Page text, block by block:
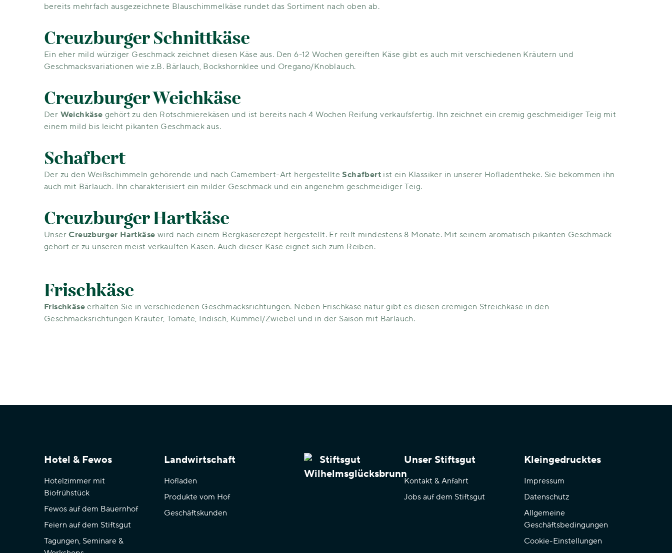
bereits mehrfach ausgezeichnete Blauschimmelkäse rundet das Sortiment nach oben ab.
Creuzburger Schnittkäse
Ein eher mild würziger Geschmack zeichnet diesen Käse aus. Den 6-12 Wochen gereiften Käse gibt es auch mit verschiedenen Kräutern und
Geschmacksvariationen wie z.B. Bärlauch, Bockshornklee und Oregano/Knoblauch.
Creuzburger Weichkäse
Der Weichkäse gehört zu den Rotschmierekäsen und ist bereits nach 4 Wochen Reifung verkaufsfertig. Ihn zeichnet ein cremig geschmeidiger Teig mit
einem mild bis leicht pikanten Geschmack aus.
Schafbert
Der zu den Weißschimmeln gehörende und nach Camembert-Art hergestellteSchafbert ist ein Klassiker in unserer Hofladentheke. Sie bekommen ihn
auch mit Bärlauch. Ihn charakterisiert ein milder Geschmack und ein angenehm geschmeidiger Teig.
Creuzburger Hartkäse
UnserCreuzburger Hartkäse wird nach einem Bergkäserezept hergestellt. Er reift mindestens 8 Monate. Mit seinem aromatisch pikanten Geschmack
gehört er zu unseren meist verkauften Käsen. Auch dieser Käse eignet sich zum Reiben.
Frischkäse
Frischkäse erhalten Sie in verschiedenen Geschmacksrichtungen. Neben Frischkäse natur gibt es diesen cremigen Streichkäse in den
Geschmacksrichtungen Kräuter, Tomate, Indisch, Kümmel/Zwiebel und in der Saison mit Bärlauch.
Hotel & Fewos
Hotelzimmer mit
Biofrühstück
Fewos auf dem Bauernhof
Feiern auf dem Stiftsgut
Tagungen, Seminare &
Landwirtschaft
Hofladen
Produkte vom Hof
Geschäftskunden
Unser Stiftsgut
Kontakt & Anfahrt
Jobs auf dem Stiftsgut
Kleingedrucktes
Impressum
Datenschutz
Allgemeine
Geschäftsbedingungen
Cookie-Einstellungen